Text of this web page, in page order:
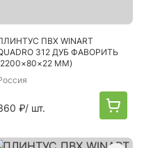
ПВХ WINART
312 ДУБ ФАВОРИТЬ
ММ)
₽/ шт.